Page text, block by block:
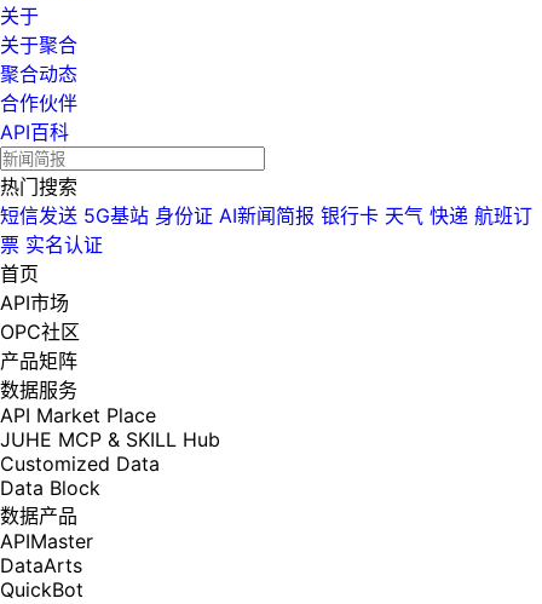
关于
关于聚合
聚合动态
合作伙伴
API百科
热门搜索
短信发送 5G基站 身份证 AI新闻简报 银行卡 天气 快递 航班订
票 实名认证
首页
API市场
OPC社区
产品矩阵
数据服务
API Market Place
JUHE MCP & SKILL Hub
Customized Data
Data Block
数据产品
APIMaster
DataArts
QuickBot